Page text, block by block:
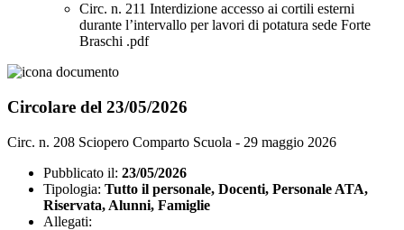
Circ. n. 211 Interdizione accesso ai cortili esterni
durante l’intervallo per lavori di potatura sede Forte
Braschi .pdf
Circolare del 23/05/2026
Circ. n. 208 Sciopero Comparto Scuola - 29 maggio 2026
Pubblicato il: 23/05/2026
Tipologia: Tutto il personale, Docenti, Personale ATA,
Riservata, Alunni, Famiglie
Allegati: